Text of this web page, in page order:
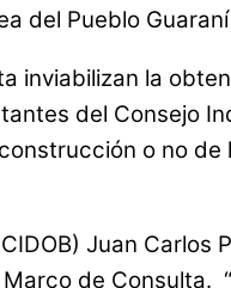
del Pueblo Guaraní
inviabilizan la
del Consejo
o no
Juan
de Consulta.